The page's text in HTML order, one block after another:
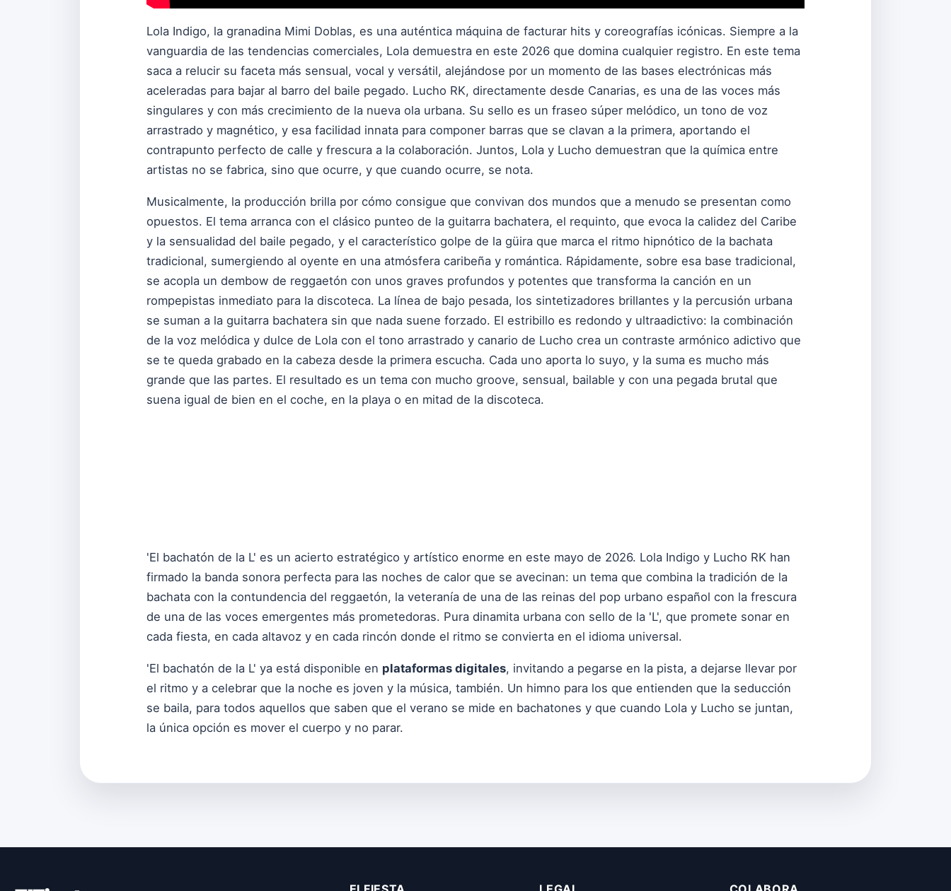
Lola Indigo, la granadina Mimi Doblas, es una auténtica máquina de facturar hits y coreografías icónicas. Siempre a la
vanguardia de las tendencias comerciales, Lola demuestra en este 2026 que domina cualquier registro. En este tema
saca a relucir su faceta más sensual, vocal y versátil, alejándose por un momento de las bases electrónicas más
aceleradas para bajar al barro del baile pegado. Lucho RK, directamente desde Canarias, es una de las voces más
singulares y con más crecimiento de la nueva ola urbana. Su sello es un fraseo súper melódico, un tono de voz
arrastrado y magnético, y esa facilidad innata para componer barras que se clavan a la primera, aportando el
contrapunto perfecto de calle y frescura a la colaboración. Juntos, Lola y Lucho demuestran que la química entre
artistas no se fabrica, sino que ocurre, y que cuando ocurre, se nota.
Musicalmente, la producción brilla por cómo consigue que convivan dos mundos que a menudo se presentan como
opuestos. El tema arranca con el clásico punteo de la guitarra bachatera, el requinto, que evoca la calidez del Caribe
y la sensualidad del baile pegado, y el característico golpe de la güira que marca el ritmo hipnótico de la bachata
tradicional, sumergiendo al oyente en una atmósfera caribeña y romántica. Rápidamente, sobre esa base tradicional,
se acopla un dembow de reggaetón con unos graves profundos y potentes que transforma la canción en un
rompepistas inmediato para la discoteca. La línea de bajo pesada, los sintetizadores brillantes y la percusión urbana
se suman a la guitarra bachatera sin que nada suene forzado. El estribillo es redondo y ultraadictivo: la combinación
de la voz melódica y dulce de Lola con el tono arrastrado y canario de Lucho crea un contraste armónico adictivo que
se te queda grabado en la cabeza desde la primera escucha. Cada uno aporta lo suyo, y la suma es mucho más
grande que las partes. El resultado es un tema con mucho groove, sensual, bailable y con una pegada brutal que
suena igual de bien en el coche, en la playa o en mitad de la discoteca.
'El bachatón de la L' es un acierto estratégico y artístico enorme en este mayo de 2026. Lola Indigo y Lucho RK han
firmado la banda sonora perfecta para las noches de calor que se avecinan: un tema que combina la tradición de la
bachata con la contundencia del reggaetón, la veteranía de una de las reinas del pop urbano español con la frescura
de una de las voces emergentes más prometedoras. Pura dinamita urbana con sello de la 'L', que promete sonar en
cada fiesta, en cada altavoz y en cada rincón donde el ritmo se convierta en el idioma universal.
'El bachatón de la L' ya está disponible en plataformas digitales, invitando a pegarse en la pista, a dejarse llevar por
el ritmo y a celebrar que la noche es joven y la música, también. Un himno para los que entienden que la seducción
se baila, para todos aquellos que saben que el verano se mide en bachatones y que cuando Lola y Lucho se juntan,
la única opción es mover el cuerpo y no parar.